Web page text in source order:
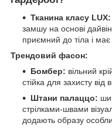
Тканина класу LUX:
замшу на основі
приємний до тіла і
Трендовий фасон:
Бомбер: вільний
стійка для захисту від
Штани палаццо:
стрілками-швами
додають образу